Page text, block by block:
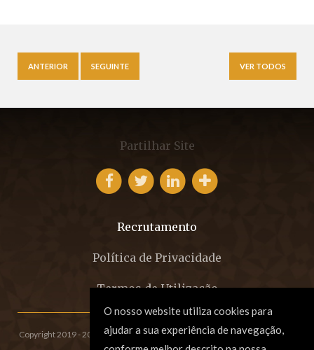
ANTERIOR SEGUINTE VER TODOS
Partilhar Site
Recrutamento
Política de Privacidade
Termos de Utilização
Copyright 2019 - 2026 © EFCM - Sociedade de Advogados, SP, RL.All rights
O nosso website utiliza cookies para
ajudar a sua experiência de navegação,